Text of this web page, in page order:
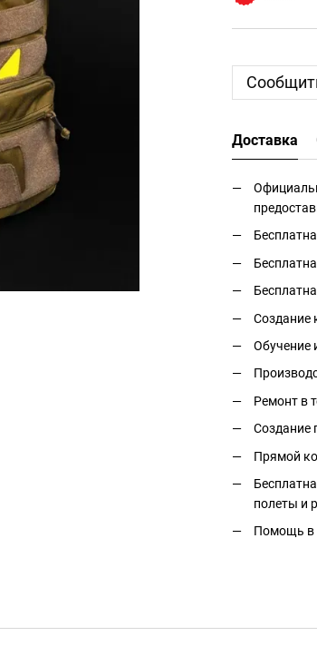
Доставка
Создание
Обучение
Ремонт в
Создание
Прямой
полеты и
Помощь в